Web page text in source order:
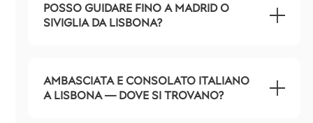
POSSO GUIDARE FINO A MADRID O
SIVIGLIA DA LISBONA?
AMBASCIATA E CONSOLATO ITALIANO
A LISBONA — DOVE SI TROVANO?